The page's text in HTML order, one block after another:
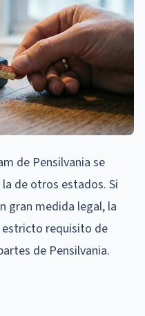
de Pensilvania se
de otros estados. Si
gran medida legal, la
estricto requisito de
de Pensilvania.